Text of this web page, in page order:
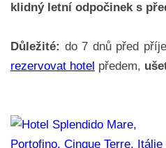
klidný letní odpočinek s
Důležité: do 7 dnů před
rezervovat hotel předem,